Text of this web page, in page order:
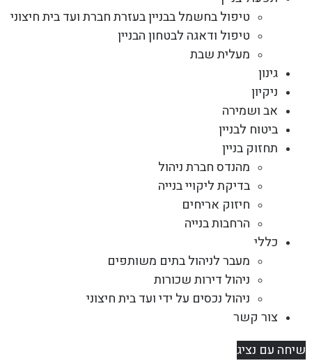
טיפול בחשמל בבניין בעזרת חברת ועד בית חיצוני
טיפול ודאגה לבטחון הבניין
מעלית שבת
גינון
ניקיון
אב ושמירה
ביטוח לבניין
תחזוק בניין
מהנדס חברת ניהול
בדיקת ליקויי בנייה
חיזוק אריחים
הרחבות בנייה
כללי
מעבר לניהול בתים משותפים
ניהול דירות שכורות
ניהול נכסים על ידי ועד בית חיצוני
צור קשר
שיחה עם נציג